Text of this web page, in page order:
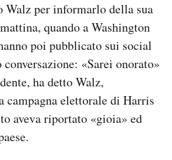
Walz per informarlo della sua
quando a Washington
poi pubblicato sui social
«Sarei onorato»
ha detto Walz,
campagna elettorale di Harris
aveva riportato «gioia» ed